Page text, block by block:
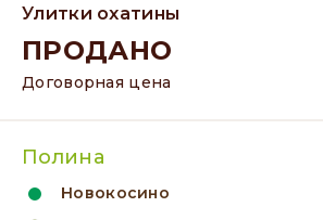
Улитки охатины
ПРОДАНО
Договорная цена
Полина
Новокосино